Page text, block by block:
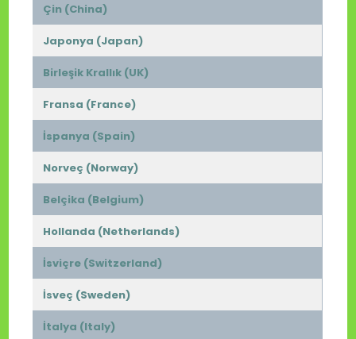
Çin (China)
Japonya (Japan)
Birleşik Krallık (UK)
Fransa (France)
İspanya (Spain)
Norveç (Norway)
Belçika (Belgium)
Hollanda (Netherlands)
İsviçre (Switzerland)
İsveç (Sweden)
İtalya (Italy)